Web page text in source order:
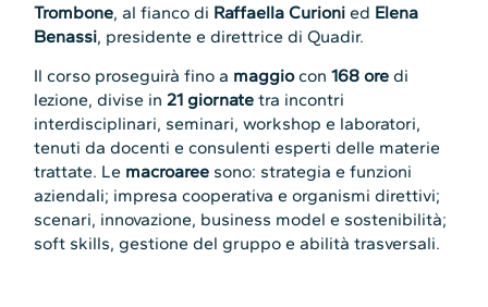
Trombone, al fianco di Raffaella Curionied Elena
Benassi, presidente e direttrice di Quadir.
Il corso proseguirà fino a maggiocon168 oredi
lezione, divise in21 giornate tra incontri
interdisciplinari, seminari, workshop e laboratori,
tenuti da docenti e consulenti esperti delle materie
trattate. Le macroaree sono: strategia e funzioni
aziendali; impresa cooperativa e organismi direttivi;
scenari, innovazione, business model e sostenibilità;
soft skills, gestione del gruppo e abilità trasversali.